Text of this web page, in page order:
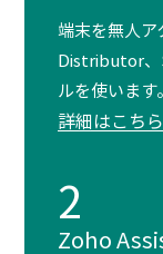
端末を無人ア
Distributor
ルを使います。
詳細はこちら
2
Zoho